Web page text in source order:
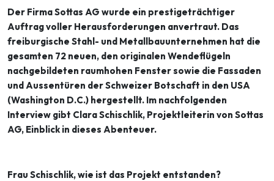
Der Firma Sottas AG wurde ein prestigeträchtiger
Auftrag voller Herausforderungen anver­traut. Das
freiburgische Stahl- und Metallbauunternehmen hat die
gesamten 72 neuen, den originalen Wendeflügeln
nachgebildeten raumhohen Fenster sowie die Fassaden
und Aussen­türen der Schweizer Botschaft in den USA
(Washington D.C.) hergestellt. Im nachfolgenden
Interview gibt Clara Schischlik, Projektleiterin von Sottas
AG, Einblick in dieses Abenteuer.
Frau Schischlik, wie ist das Projekt entstanden?